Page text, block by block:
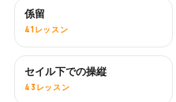
係留
41レッスン
セイル下での操縦
43レッスン